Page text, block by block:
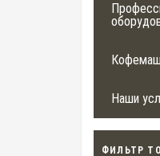
Наши
ФИЛЬТР